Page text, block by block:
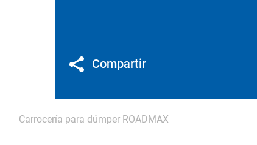
Compartir
Carrocería para dúmper ROADMAX